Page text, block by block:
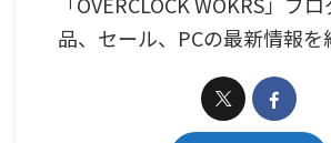
品、セール、PCの最新情報を